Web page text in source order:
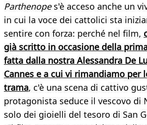
Parthenopes'è acceso anche un
in cui la voce dei cattolici sta
sentire con forza: perché nel film,
già scritto in occasione della
fatta dalla nostra Alessandra De
Cannes e a cui vi rimandiamo per
trama, c'è una scena di cattivo
protagonista seduce il vescovo di
solo dei gioielli del tesoro di San